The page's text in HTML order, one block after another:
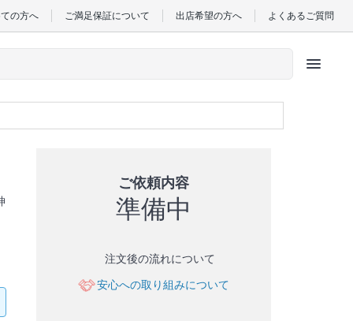
の方へ ご満足保証について 出店希望の方へ よくあるご質問
menu
ご依頼内容
準備中
注文後の流れについて
安心への取り組みについて